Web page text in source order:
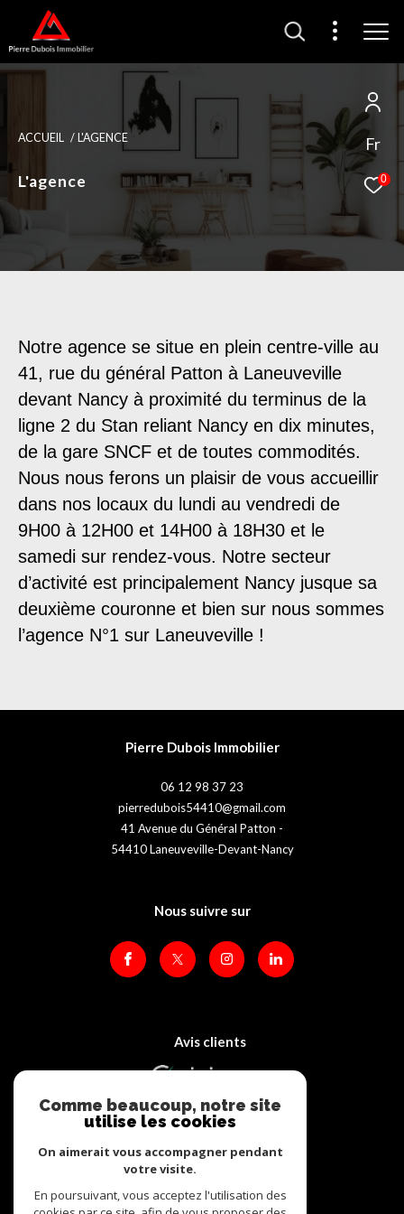
Fr
0
ACCUEIL L'AGENCE
L'agence
Notre agence se situe en plein centre-ville au
41, rue du général Patton à Laneuveville
devant Nancy à proximité du terminus de la
ligne 2 du Stan reliant Nancy en dix minutes,
de la gare SNCF et de toutes commodités.
Nous nous ferons un plaisir de vous accueillir
dans nos locaux du lundi au vendredi de
9H00 à 12H00 et 14H00 à 18H30 et le
samedi sur rendez-vous. Notre secteur
d’activité est principalement Nancy jusque sa
deuxième couronne et bien sur nous sommes
l’agence N°1 sur Laneuveville !
Pierre Dubois Immobilier
06 12 98 37 23
pierredubois54410@gmail.com
41 Avenue du Général Patton -
54410 Laneuveville-Devant-Nancy
Nous suivre sur
Avis clients
Adhérents
Comme beaucoup, notre site
utilise les cookies
On aimerait vous accompagner pendant
votre visite.
En poursuivant, vous acceptez l'utilisation des